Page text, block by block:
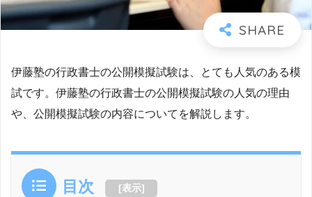
伊藤塾の行政書士の公開模擬試験は、とても人気のある模
試です。伊藤塾の行政書士の公開模擬試験の人気の理由
や、公開模擬試験の内容についてを解説します。
目次 [表示]